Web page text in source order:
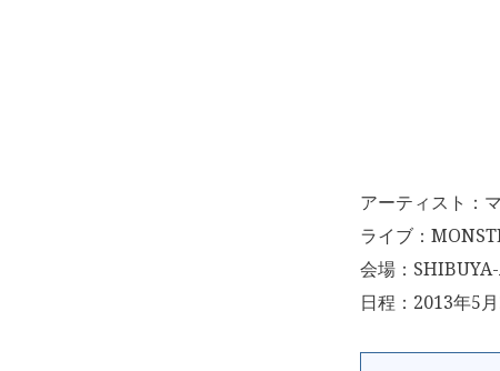
アーティスト：
ライブ：
会場：
日程：2013年5